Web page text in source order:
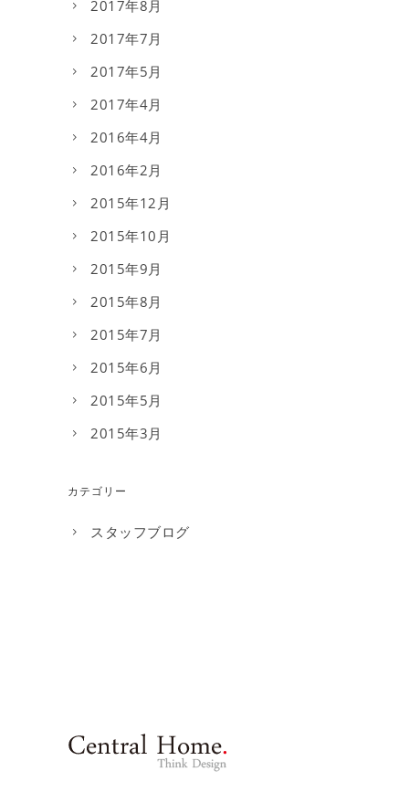
2017年8月
2017年7月
2017年5月
2017年4月
2016年4月
2016年2月
2015年12月
2015年10月
2015年9月
2015年8月
2015年7月
2015年6月
2015年5月
2015年3月
カテゴリー
スタッフブログ